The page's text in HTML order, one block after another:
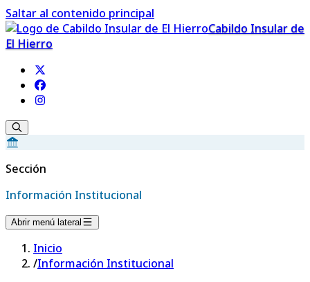
Saltar al contenido principal
Cabildo Insular de
El Hierro
Sección
Información Institucional
Abrir menú lateral
Inicio
/Información Institucional